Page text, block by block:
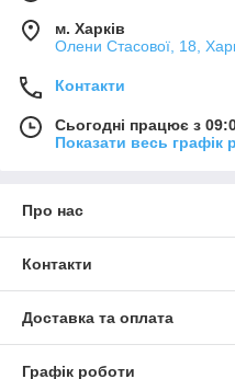
м. Харків
Олени Стасової, 18,
Контакти
Сьогодні працює з
Показати весь графік
Про нас
Контакти
Доставка та оплата
Графік роботи